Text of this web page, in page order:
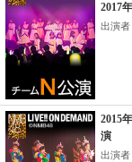
2017
出演者
2015
演
出演者